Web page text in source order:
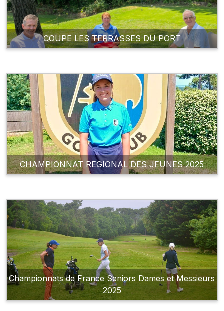
COUPE LES TERRASSES DU PORT
CHAMPIONNAT REGIONAL DES JEUNES 2025
Championnats de France Seniors Dames et Messieurs
2025